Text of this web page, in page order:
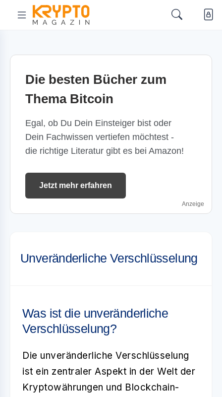
Die besten Bücher zum
Thema Bitcoin
Egal, ob Du Dein Einsteiger bist oder
Dein Fachwissen vertiefen möchtest -
die richtige Literatur gibt es bei Amazon!
Jetzt mehr erfahren
Anzeige
Unveränderliche Verschlüsselung
Was ist die unveränderliche
Verschlüsselung?
Die unveränderliche Verschlüsselung
ist ein zentraler Aspekt in der Welt der
Kryptowährungen und Blockchain-